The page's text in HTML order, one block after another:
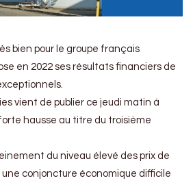
bien pour le groupe français
en 2022 ses résultats financiers de
vient de publier ce jeudi matin à
hausse au titre du troisième
du niveau élevé des prix de
une conjoncture économique difficile